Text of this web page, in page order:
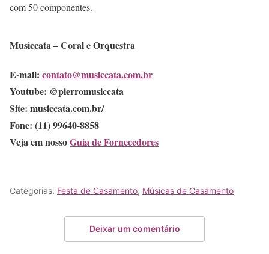
com 50 componentes.
Musiccata – Coral e Orquestra
E-mail: contato@musiccata.com.br
Youtube: @pierromusiccata
Site: musiccata.com.br/
Fone: (11) 99640-8858
Veja em nossoGuia deFornecedores
Categorias: Festa de Casamento, Músicas de Casamento
Deixar um comentário